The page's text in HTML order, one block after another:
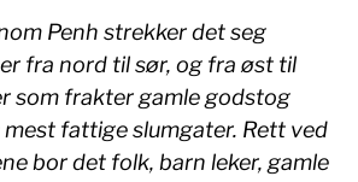
Penh strekker det seg
fra nord til sør, og fra øst til
som frakter gamle godstog
fattige slumgater. Rett ved
bor det folk, barn leker, gamle